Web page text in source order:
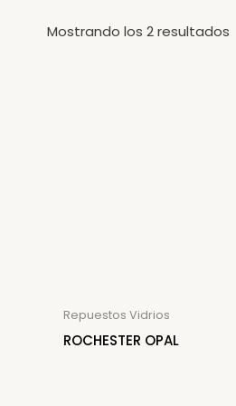
Mostrando los 2 resultados
Repuestos Vidrios
ROCHESTER OPAL